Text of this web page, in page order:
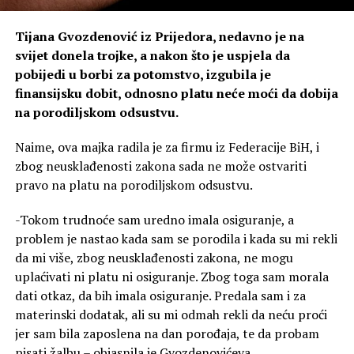
Tijana Gvozdenović iz Prijedora, nedavno je na
svijet donela trojke, a nakon što je uspjela da
pobijedi u borbi za potomstvo, izgubila je
finansijsku dobit, odnosno platu neće moći da dobija
na porodiljskom odsustvu.
Naime, ova majka radila je za firmu iz Federacije BiH, i
zbog neusklađenosti zakona sada ne može ostvariti
pravo na platu na porodiljskom odsustvu.
-Tokom trudnoće sam uredno imala osiguranje, a
problem je nastao kada sam se porodila i kada su mi rekli
da mi više, zbog neusklađenosti zakona, ne mogu
uplaćivati ni platu ni osiguranje. Zbog toga sam morala
dati otkaz, da bih imala osiguranje. Predala sam i za
materinski dodatak, ali su mi odmah rekli da neću proći
jer sam bila zaposlena na dan porođaja, te da probam